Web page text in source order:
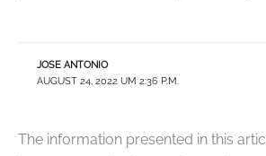
JOSE ANTONIO
AUGUST 24, 2022 UM 2:36 P.M.
The information presented in this